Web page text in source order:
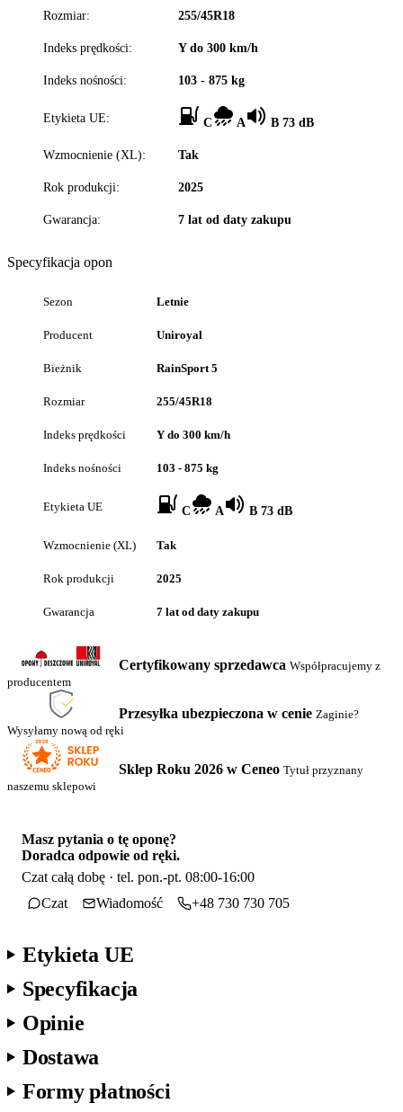
Rozmiar: 255/45R18
Indeks prędkości: Y do 300 km/h
Indeks nośności: 103 - 875 kg
Etykieta UE: C A B 73 dB
Wzmocnienie (XL): Tak
Rok produkcji: 2025
Gwarancja: 7 lat od daty zakupu
Specyfikacja opon
Sezon Letnie
Producent Uniroyal
Bieżnik RainSport 5
Rozmiar 255/45R18
Indeks prędkości Y do 300 km/h
Indeks nośności 103 - 875 kg
Etykieta UE C A B 73 dB
Wzmocnienie (XL) Tak
Rok produkcji 2025
Gwarancja 7 lat od daty zakupu
Certyfikowany sprzedawca Współpracujemy z
producentem
Przesyłka ubezpieczona w cenie Zaginie?
Wysyłamy nową od ręki
Sklep Roku 2026 w Ceneo Tytuł przyznany
naszemu sklepowi
Masz pytania o tę oponę?
Doradca odpowie od ręki.
Czat całą dobę · tel. pon.-pt. 08:00-16:00
Czat
Wiadomość +48 730 730 705
Etykieta UE
Specyfikacja
Opinie
Dostawa
Formy płatności